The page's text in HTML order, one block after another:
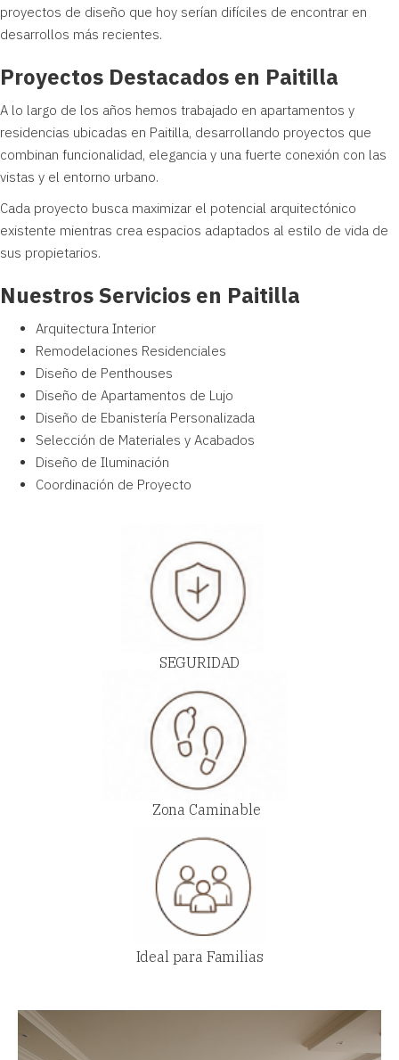
proyectos de diseño que hoy serían difíciles de encontrar en
desarrollos más recientes.
Proyectos Destacados en Paitilla
A lo largo de los años hemos trabajado en apartamentos y
residencias ubicadas en Paitilla, desarrollando proyectos que
combinan funcionalidad, elegancia y una fuerte conexión con las
vistas y el entorno urbano.
Cada proyecto busca maximizar el potencial arquitectónico
existente mientras crea espacios adaptados al estilo de vida de
sus propietarios.
Nuestros Servicios en Paitilla
Arquitectura Interior
Remodelaciones Residenciales
Diseño de Penthouses
Diseño de Apartamentos de Lujo
Diseño de Ebanistería Personalizada
Selección de Materiales y Acabados
Diseño de Iluminación
Coordinación de Proyecto
SEGURIDAD
Zona Caminable
Ideal para Familias